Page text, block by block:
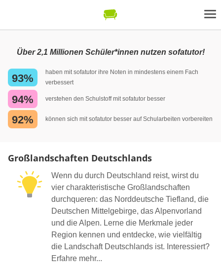
Über 2,1 Millionen Schüler*innen nutzen sofatutor!
93%
haben mit sofatutor ihre Noten in mindestens einem Fach
verbessert
94% verstehen den Schulstoff mit sofatutor besser
92% können sich mit sofatutor besser auf Schularbeiten vorbereiten
Großlandschaften Deutschlands
Wenn du durch Deutschland reist, wirst du
vier charakteristische Großlandschaften
durchqueren: das Norddeutsche Tiefland, die
Deutschen Mittelgebirge, das Alpenvorland
und die Alpen. Lerne die Merkmale jeder
Region kennen und entdecke, wie vielfältig
die Landschaft Deutschlands ist. Interessiert?
Erfahre mehr...